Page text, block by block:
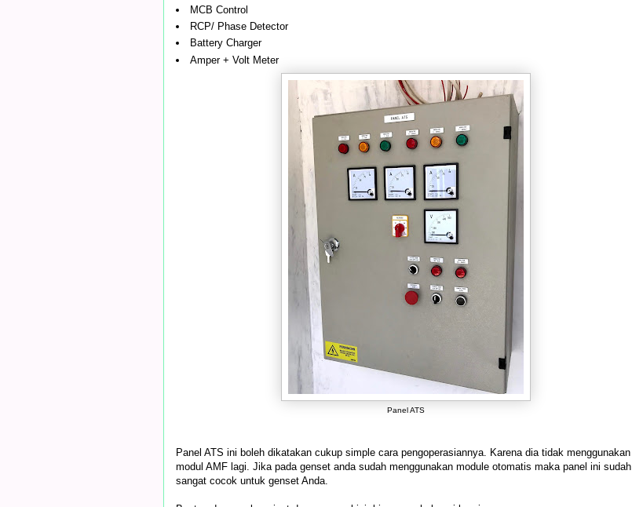
MCB Control
RCP/ Phase Detector
Battery Charger
Amper + Volt Meter
Panel ATS
Panel ATS ini boleh dikatakan cukup simple cara pengoperasiannya. Karena dia tidak menggunakan
modul AMF lagi. Jika pada genset anda sudah menggunakan module otomatis maka panel ini sudah
sangat cocok untuk genset Anda.